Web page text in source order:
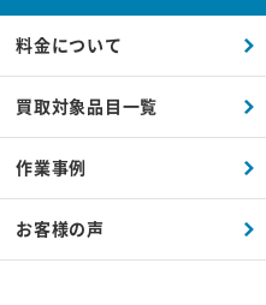
料金について
買取対象品目一覧
作業事例
お客様の声